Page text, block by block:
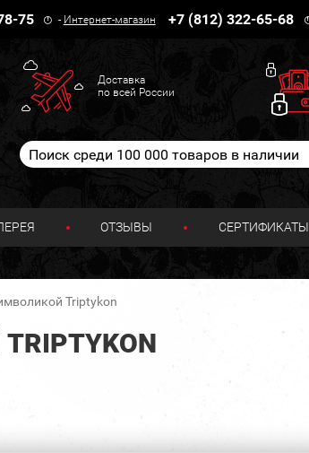
75 - Интернет-магазин +7 (812) 322-65-68
Доставка
по всей России
ОТЗЫВЫ СЕРТИФИКАТЫ
Triptykon